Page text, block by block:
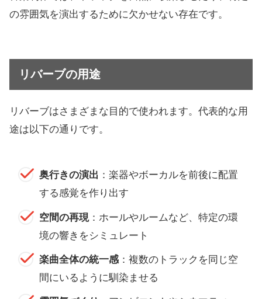
の雰囲気を演出するために欠かせない存在です。
リバーブの用途
リバーブはさまざまな目的で使われます。代表的な用
途は以下の通りです。
奥行きの演出 ：楽器やボーカルを前後に配置
する感覚を作り出す
空間の再現：ホールやルームなど、特定の環
境の響きをシミュレート
楽曲全体の統一感：複数のトラックを同じ空
間にいるように馴染ませる